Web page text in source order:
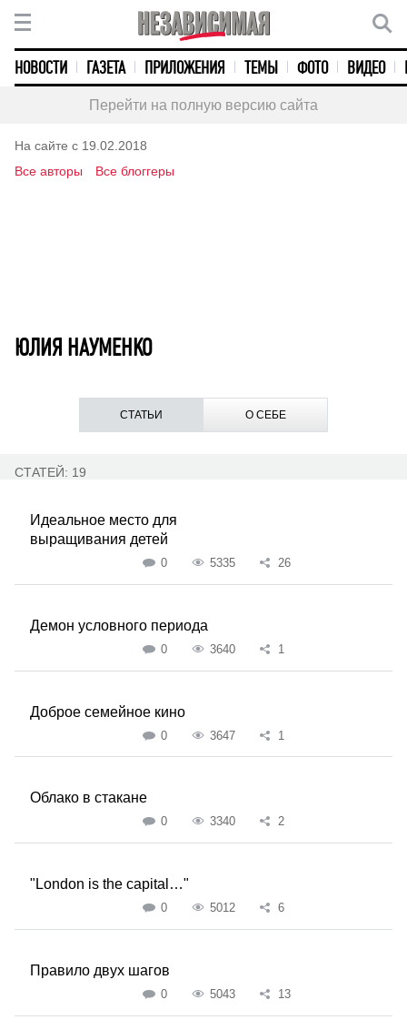
НОВОСТИ ГАЗЕТА ПРИЛОЖЕНИЯ ТЕМЫ ФОТО ВИДЕО
Перейти на полную версию сайта
На сайте с 19.02.2018
Все авторы
Все блоггеры
ЮЛИЯ НАУМЕНКО
СТАТЬИ О СЕБЕ
СТАТЕЙ: 19
Идеальное место для
выращивания детей
0 5335 26
Демон условного периода
0 3640 1
Доброе семейное кино
0 3647 1
Облако в стакане
0 3340 2
"London is the capital…"
0 5012 6
Правило двух шагов
0 5043 13